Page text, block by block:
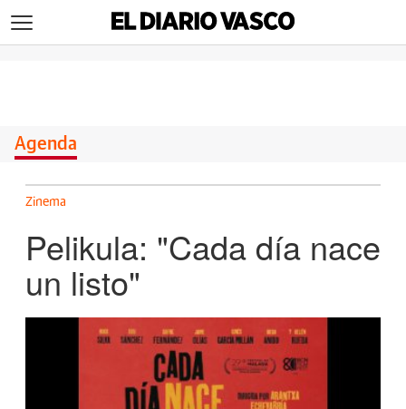
Agenda
Zinema
Pelikula: "Cada día nace
un listo"